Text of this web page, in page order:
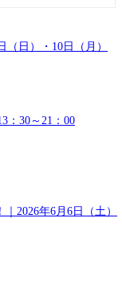
日）・10日（月）
：30～21：00
2026年6月6日（土）